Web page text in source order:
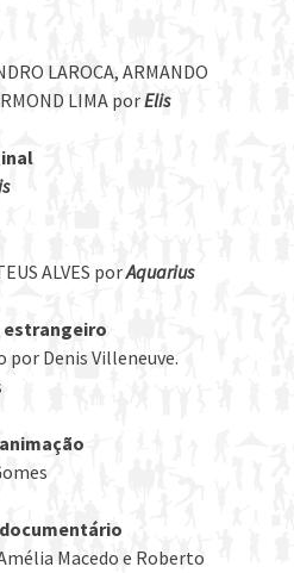
LAROCA, ARMANDO
LIMA porElis
ALVES porAquarius
Denis Villeneuve.
Macedo e Roberto